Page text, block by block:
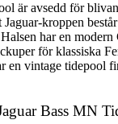
är avsedd för
kroppen
har en
för klassiska
en vintage tidepool
Bass MN